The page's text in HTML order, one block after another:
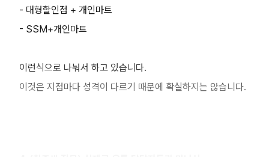
- 대형할인점 + 개인마트
- SSM+개인마트
이런식으로 나눠서 하고 있습니다.
이것은 지점마다 성격이 다르기 때문에 확실하지는 않습니다.